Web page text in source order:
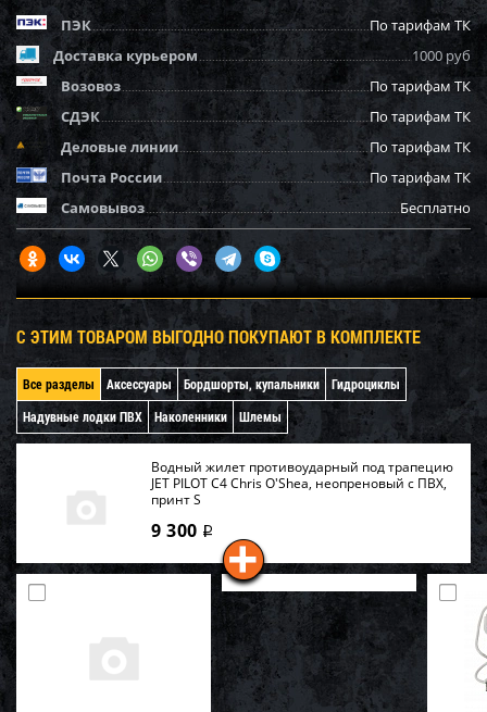
ПЭК
По тарифам ТК
Доставка курьером
1000 руб
Возовоз
По тарифам ТК
СДЭК
По тарифам ТК
Деловые линии
По тарифам ТК
Почта России
По тарифам ТК
Самовывоз
Бесплатно
С ЭТИМ ТОВАРОМ ВЫГОДНО ПОКУПАЮТ В КОМПЛЕКТЕ
Все разделы Аксессуары Бордшорты, купальники
Гидроциклы
Надувные лодки ПВХ
Наколенники Шлемы
Водный жилет противоударный под трапецию
JET PILOT C4 Chris O'Shea, неопреновый c ПВХ,
принт S
9 300 i